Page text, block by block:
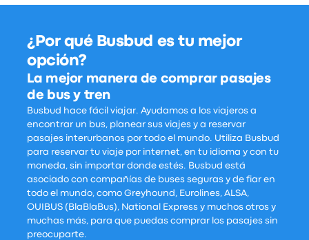
¿Por qué Busbud es tu mejor
opción?
La mejor manera de comprar pasajes
de bus y tren
Busbud hace fácil viajar. Ayudamos a los viajeros a
encontrar un bus, planear sus viajes y a reservar
pasajes interurbanos por todo el mundo. Utiliza Busbud
para reservar tu viaje por internet, en tu idioma y con tu
moneda, sin importar donde estés. Busbud está
asociado con compañías de buses seguras y de fiar en
todo el mundo, como Greyhound, Eurolines, ALSA,
OUIBUS (BlaBlaBus), National Express y muchos otros y
muchas más, para que puedas comprar los pasajes sin
preocuparte.